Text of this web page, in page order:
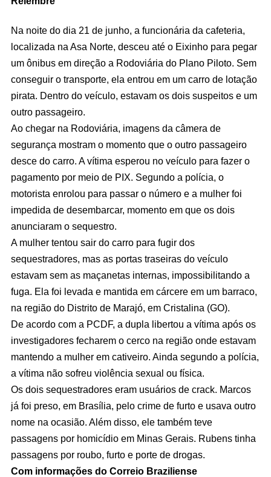
Na noite do dia 21 de junho, a funcionária da cafeteria,
localizada na Asa Norte, desceu até o Eixinho para pegar
um ônibus em direção a Rodoviária do Plano Piloto. Sem
conseguir o transporte, ela entrou em um carro de lotação
pirata. Dentro do veículo, estavam os dois suspeitos e um
outro passageiro.
Ao chegar na Rodoviária, imagens da câmera de
segurança mostram o momento que o outro passageiro
desce do carro. A vítima esperou no veículo para fazer o
pagamento por meio de PIX. Segundo a polícia, o
motorista enrolou para passar o número e a mulher foi
impedida de desembarcar, momento em que os dois
anunciaram o sequestro.
A mulher tentou sair do carro para fugir dos
sequestradores, mas as portas traseiras do veículo
estavam sem as maçanetas internas, impossibilitando a
fuga. Ela foi levada e mantida em cárcere em um barraco,
na região do Distrito de Marajó, em Cristalina (GO).
De acordo com a PCDF, a dupla libertou a vítima após os
investigadores fecharem o cerco na região onde estavam
mantendo a mulher em cativeiro. Ainda segundo a polícia,
a vítima não sofreu violência sexual ou física.
Os dois sequestradores eram usuários de crack. Marcos
já foi preso, em Brasília, pelo crime de furto e usava outro
nome na ocasião. Além disso, ele também teve
passagens por homicídio em Minas Gerais. Rubens tinha
passagens por roubo, furto e porte de drogas.
Com informações do Correio Braziliense